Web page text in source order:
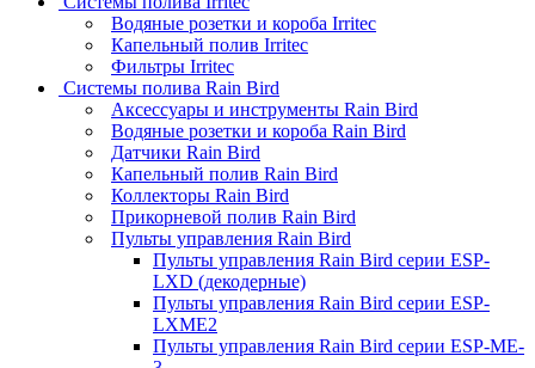
Водяные розетки и короба Irritec
Капельный полив Irritec
Фильтры Irritec
Системы полива Rain Bird
Аксессуары и инструменты Rain Bird
Водяные розетки и короба Rain Bird
Датчики Rain Bird
Капельный полив Rain Bird
Коллекторы Rain Bird
Прикорневой полив Rain Bird
Пульты управления Rain Bird
Пульты управления Rain Bird серии ESP-
LXD (декодерные)
Пульты управления Rain Bird серии ESP-
LXME2
Пульты управления Rain Bird серии ESP-ME-